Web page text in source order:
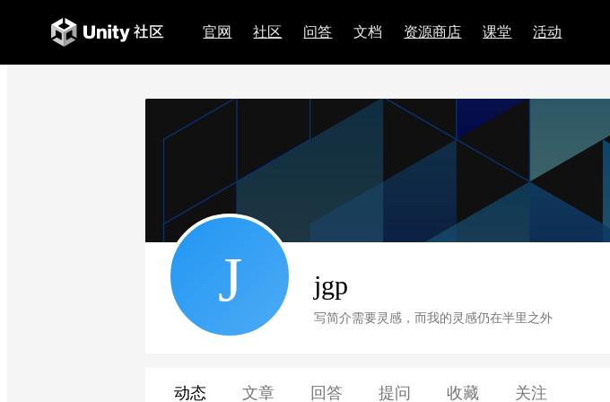
官网 社区 问答 文档 资源商店 课堂 活动
J jgp
写简介需要灵感，而我的灵感仍在半里之外
动态 文章 回答 提问 收藏 关注